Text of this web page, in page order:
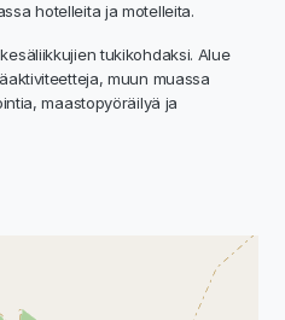
hotelleita ja motelleita.
tukikohdaksi. Alue
muun muassa
maastopyöräilyä ja